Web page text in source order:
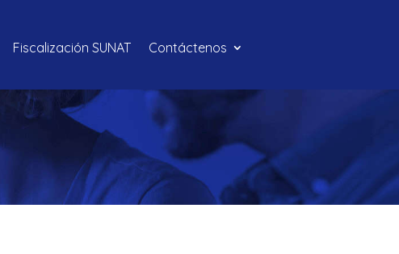
Fiscalización SUNAT Contáctenos